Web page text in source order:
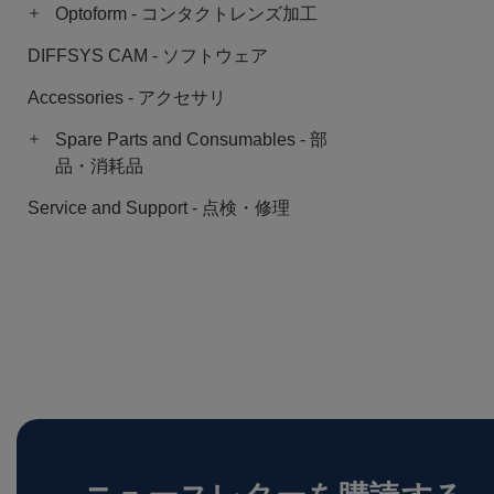
Optoform - コンタクトレンズ加工
DIFFSYS CAM - ソフトウェア
Accessories - アクセサリ
Spare Parts and Consumables - 部
品・消耗品
Service and Support - 点検・修理